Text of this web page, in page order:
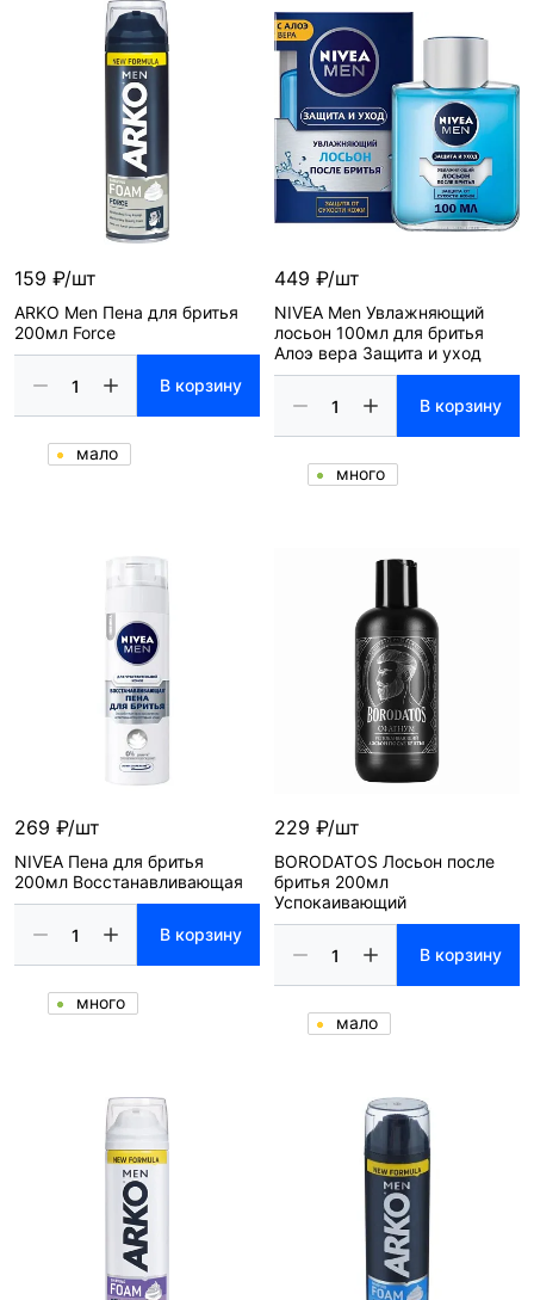
159 ₽/шт
ARKO Men Пена для бритья
200мл Force
В корзину
мало
449 ₽/шт
NIVEA Men Увлажняющий
лосьон 100мл для бритья
Алоэ вера Защита и уход
В корзину
много
269 ₽/шт
NIVEA Пена для бритья
200мл Восстанавливающая
В корзину
много
229 ₽/шт
BORODATOS Лосьон после
бритья 200мл
Успокаивающий
В корзину
мало